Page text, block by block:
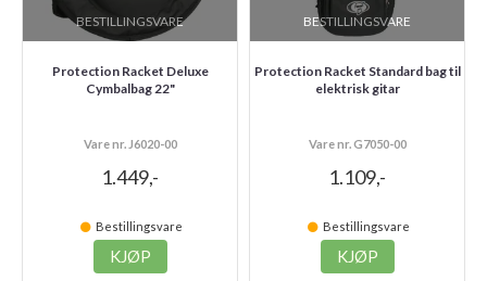
BESTILLINGSVARE
Protection Racket Deluxe
Cymbalbag 22"
Vare nr. J6020-00
1.449,-
Bestillingsvare
KJØP
BESTILLINGSVARE
Protection Racket Standard bag til
elektrisk gitar
Vare nr. G7050-00
1.109,-
Bestillingsvare
KJØP